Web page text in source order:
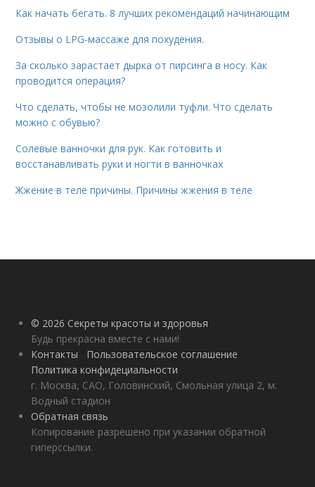
Как начать бегать. 8 лучших рекомендаций начинающим
Отзывы о LPG-массаже для похудения.
За сколько зарастает дырка от пирсинга в носу. Как
проводится операция?
Что сделать, чтобы не мозолили туфли. Что сделать
можно с обувью?
Солевые ванночки для рук. Как готовить и
восстанавливать руки и ногти в ванночках
Жжение в теле причины. Причины жжения в теле
© 2026 Секреты красоты и здоровья
Будь прекрасна вместе с нами!
Контакты
Пользовательское соглашение
Политика конфидециальности
г. Москва, САО, Головинский, Смольная улица 2, м.
Водный стадион
Обратная связь
Копирование разрешено при указании обратной
гиперссылки.